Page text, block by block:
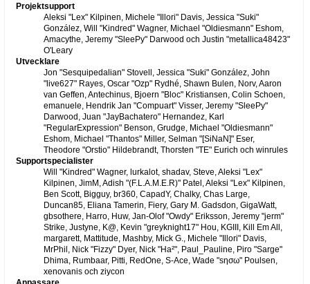
Projektsupport
Aleksi "Lex" Kilpinen, Michele "Illori" Davis, Jessica "Suki"
González, Will "Kindred" Wagner, Michael "Oldiesmann" Eshom,
Amacythe, Jeremy "SleePy" Darwood och Justin "metallica48423"
O'Leary
Utvecklare
Jon "Sesquipedalian" Stovell, Jessica "Suki" González, John
"live627" Rayes, Oscar "Ozp" Rydhé, Shawn Bulen, Norv, Aaron
van Geffen, Antechinus, Bjoern "Bloc" Kristiansen, Colin Schoen,
emanuele, Hendrik Jan "Compuart" Visser, Jeremy "SleePy"
Darwood, Juan "JayBachatero" Hernandez, Karl
"RegularExpression" Benson, Grudge, Michael "Oldiesmann"
Eshom, Michael "Thantos" Miller, Selman "[SiNaN]" Eser,
Theodore "Orstio" Hildebrandt, Thorsten "TE" Eurich och winrules
Supportspecialister
Will "Kindred" Wagner, lurkalot, shadav, Steve, Aleksi "Lex"
Kilpinen, JimM, Adish "(F.L.A.M.E.R)" Patel, Aleksi "Lex" Kilpinen,
Ben Scott, Bigguy, br360, CapadY, Chalky, Chas Large,
Duncan85, Eliana Tamerin, Fiery, Gary M. Gadsdon, GigaWatt,
gbsothere, Harro, Huw, Jan-Olof "Owdy" Eriksson, Jeremy "jerm"
Strike, Justyne, K@, Kevin "greyknight17" Hou, KGIII, Kill Em All,
margarett, Mattitude, Mashby, Mick G., Michele "Illori" Davis,
MrPhil, Nick "Fizzy" Dyer, Nick "Ha²", Paul_Pauline, Piro "Sarge"
Dhima, Rumbaar, Pitti, RedOne, S-Ace, Wade "sησω" Poulsen,
xenovanis och ziycon